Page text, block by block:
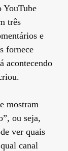
YouTube
três
e
fornece
acontecendo
mostram
ou seja,
ver quais
canal